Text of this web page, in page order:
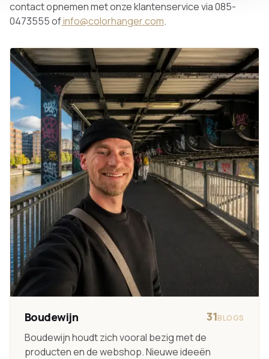
contact opnemen met onze klantenservice via 085-
0473555 ofinfo@colorhanger.com.
Boudewijn 31BLOGS
Boudewijn houdt zich vooral bezig met de
producten en de webshop. Nieuwe ideeën